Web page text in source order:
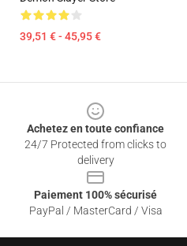
39,51 € - 45,95 €
Achetez en toute confiance
24/7 Protected from clicks to
delivery
Paiement 100% sécurisé
PayPal / MasterCard / Visa